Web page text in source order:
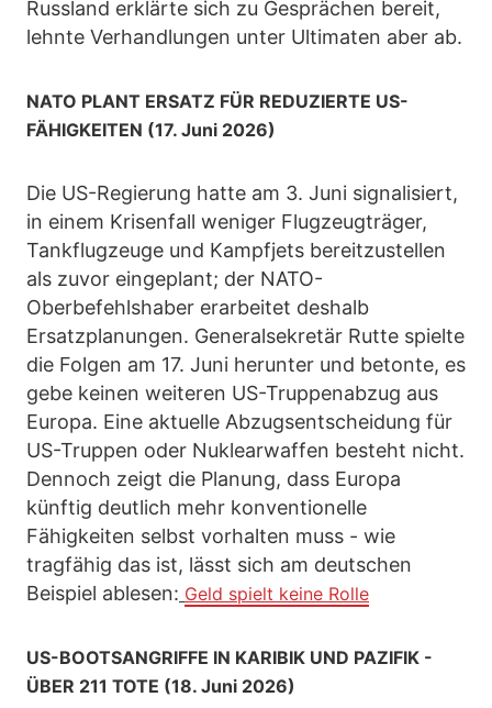
Russland erklärte sich zu Gesprächen bereit,
lehnte Verhandlungen unter Ultimaten aber ab.
NATO PLANT ERSATZ FÜR REDUZIERTE US-
FÄHIGKEITEN (17. Juni 2026)
Die US-Regierung hatte am 3. Juni signalisiert,
in einem Krisenfall weniger Flugzeugträger,
Tankflugzeuge und Kampfjets bereitzustellen
als zuvor eingeplant; der NATO-
Oberbefehlshaber erarbeitet deshalb
Ersatzplanungen. Generalsekretär Rutte spielte
die Folgen am 17. Juni herunter und betonte, es
gebe keinen weiteren US-Truppenabzug aus
Europa. Eine aktuelle Abzugsentscheidung für
US-Truppen oder Nuklearwaffen besteht nicht.
Dennoch zeigt die Planung, dass Europa
künftig deutlich mehr konventionelle
Fähigkeiten selbst vorhalten muss - wie
tragfähig das ist, lässt sich am deutschen
Beispiel ablesen: Geld spielt keine Rolle
US-BOOTSANGRIFFE IN KARIBIK UND PAZIFIK -
ÜBER 211 TOTE (18. Juni 2026)